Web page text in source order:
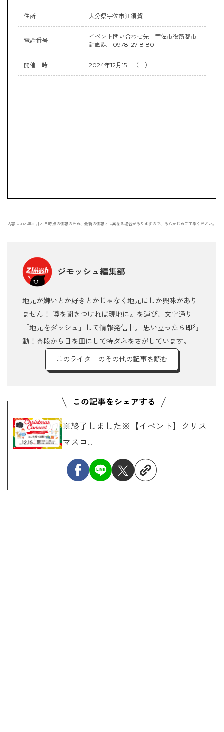
住所 大分県宇佐市江須賀
電話番号
イベント問い合わせ先 宇佐市役所都市
計画課 0978-27-8180
開催日時 2024年12月15日（日）
内容は2025年01月28日時点の情報のため、最新の情報とは異なる場合がありますので、あらかじめご了承ください。
ジモッシュ編集部
地元が嫌いとか好きとかじゃなく地元にしか興味があり
ません！ 噂を聞きつければ現地に足を運び、文字通り
「地元をダッシュ」して情報発信中。 思い立ったら即行
動！普段から目を皿にして特ダネをさがしています。
このライターのその他の記事を読む
※終了しました※【イベント】クリス
マスコ...